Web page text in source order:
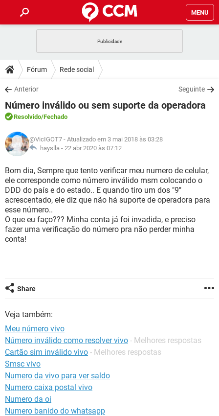
MENU
CELULAR
OUTLOOK
INSTAGRAM GMAIL
GUIA DE COMPRAS
DICAS
JOGOS
OUTLOOK
INSTAGRAM
GUIA DE COMPRAS
DOWNLOADS
JOGOS WHATSAPP
CELULAR
OUTLOOK EXCEL
INSTAGRAM
GUIA DE COMPRAS
FÓRUM
JOGOS
CELULAR FACEBOOK
INSTAGRAM GMAIL
GUIA DE COMPRAS
GLOSSÁRIO
JOGOS
CELULAR FACEBOOK
OUTLOOK EXCEL
INSTAGRAM GMAIL
GUIA DE COMPRAS
Fórum Rede social
Anterior Seguinte
Número inválido ou sem suporte da operadora
Resolvido/Fechado
@VicIGOT7 - Atualizado em 3 mai 2018 às 03:28
hayslla - 22 abr 2020 às 07:12
Bom dia, Sempre que tento verificar meu numero de celular,
ele corresponde como número inválido msm colocando o
DDD do país e do estado.. E quando tiro um dos "9"
acrescentado, ele diz que não há suporte de operadora para
esse número..
O que eu faço??? Minha conta já foi invadida, e preciso
fazer uma verificação do número pra não perder minha
conta!
Share
Veja também:
Meu número vivo
Número inválido como resolver vivo - Melhores respostas
Cartão sim inválido vivo - Melhores respostas
Smsc vivo
Numero da vivo para ver saldo
Numero caixa postal vivo
Numero da oi
Numero banido do whatsapp